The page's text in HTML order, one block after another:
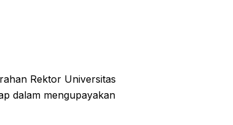
Rektor Universitas
dalam mengupayakan